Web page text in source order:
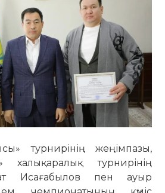
турнирінің жеңімпазы,
турнирінің
Исағабылов пен ауыр